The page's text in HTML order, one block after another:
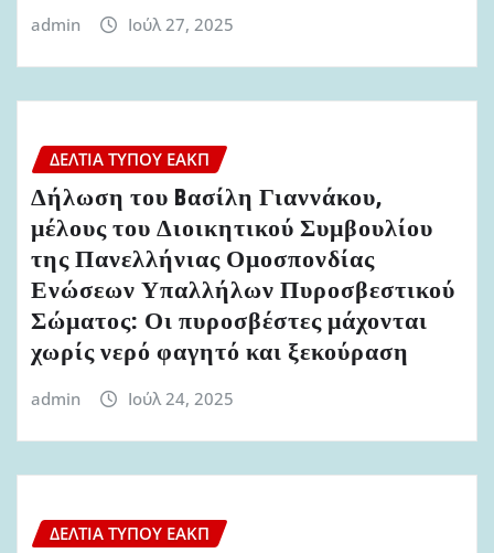
admin Ιούλ 27, 2025
ΔΕΛΤΊΑ ΤΎΠΟΥ ΕΑΚΠ
Δήλωση του Bασίλη Γιαννάκου,
μέλους του Διοικητικού Συμβουλίου
της Πανελλήνιας Ομοσπονδίας
Ενώσεων Υπαλλήλων Πυροσβεστικού
Σώματος: Οι πυροσβέστες μάχονται
χωρίς νερό φαγητό και ξεκούραση
admin Ιούλ 24, 2025
ΔΕΛΤΊΑ ΤΎΠΟΥ ΕΑΚΠ